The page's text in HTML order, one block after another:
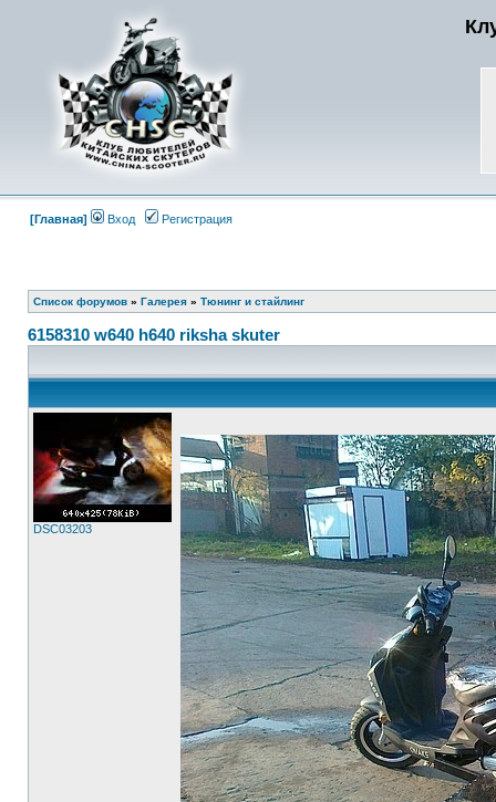
[Главная] Вход Регистрация
Список форумов » Галерея » Тюнинг и стайлинг
6158310 w640 h640 riksha skuter
DSC03203